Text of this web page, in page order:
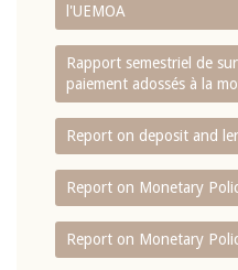
l'UEMOA
Rapport semestriel de
paiement adossés à la
Report on deposit and
Report on Monetary
Report on Monetary